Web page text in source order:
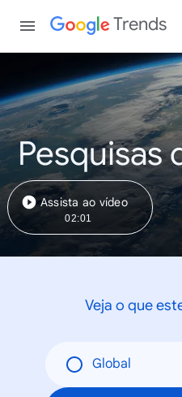
Trends
Pesquisas
Assista ao vídeo
02:01
Veja o que
Global